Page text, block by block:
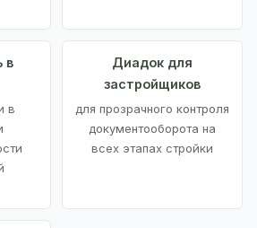
в
в
Диадок для
застройщиков
для прозрачного контроля
документооборота на
всех этапах стройки